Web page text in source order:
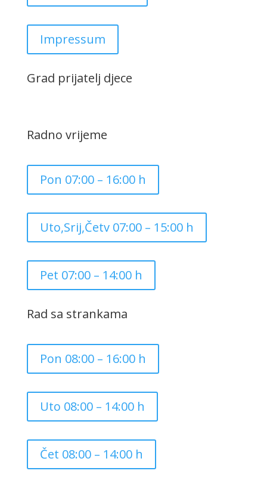
Impressum
Grad prijatelj djece
Radno vrijeme
Pon 07:00 – 16:00 h
Uto,Srij,Četv 07:00 – 15:00 h
Pet 07:00 – 14:00 h
Rad sa strankama
Pon 08:00 – 16:00 h
Uto 08:00 – 14:00 h
Čet 08:00 – 14:00 h